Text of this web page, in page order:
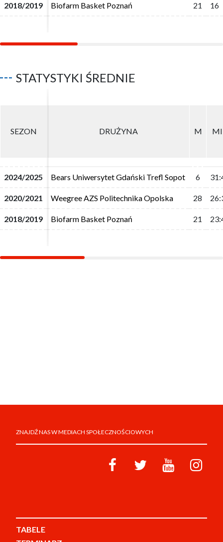
2018/2019 Biofarm Basket Poznań 21 16
2018/2019 Biofarm Basket Poznań 21 16
STATYSTYKI ŚREDNIE
SEZON DRUŻYNA M
2024/2025 Bears Uniwersytet Gdański Trefl Sopot 6
2020/2021 Weegree AZS Politechnika Opolska 28
2018/2019 Biofarm Basket Poznań 21
SEZON DRUŻYNA M
2024/2025 Bears Uniwersytet Gdański Trefl Sopot 6
2020/2021 Weegree AZS Politechnika Opolska 28
2018/2019 Biofarm Basket Poznań 21
ZNAJDŹ NAS W MEDIACH SPOŁECZNOŚCIOWYCH
TABELE